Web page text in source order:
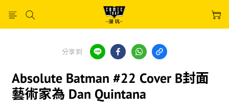
分享到
Absolute Batman #22 Cover B封面
藝術家為 Dan Quintana